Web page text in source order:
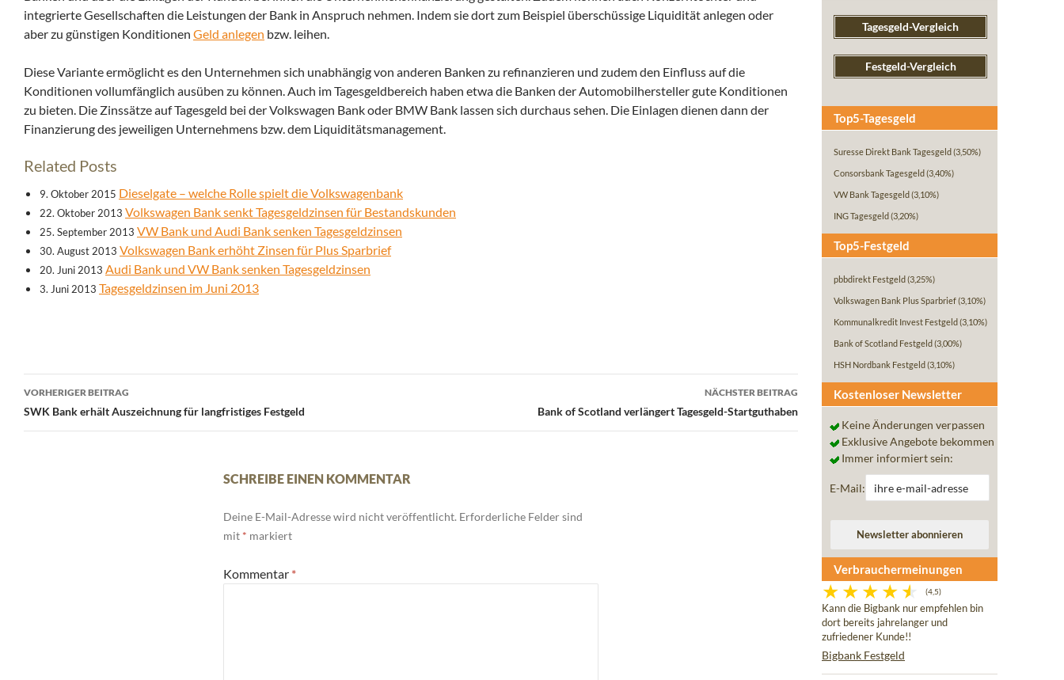
integrierte Gesellschaften die Leistungen der Bank in Anspruch nehmen. Indem sie dort zum Beispiel überschüssige Liquidität anlegen oder
aber zu günstigen Konditionen Geld anlegen bzw. leihen.
Diese Variante ermöglicht es den Unternehmen sich unabhängig von anderen Banken zu refinanzieren und zudem den Einfluss auf die
Konditionen vollumfänglich ausüben zu können. Auch im Tagesgeldbereich haben etwa die Banken der Automobilhersteller gute Konditionen
zu bieten. Die Zinssätze auf Tagesgeld bei der Volkswagen Bank oder BMW Bank lassen sich durchaus sehen. Die Einlagen dienen dann der
Finanzierung des jeweiligen Unternehmens bzw. dem Liquiditätsmanagement.
Related Posts
9. Oktober 2015 Dieselgate – welche Rolle spielt die Volkswagenbank
22. Oktober 2013 Volkswagen Bank senkt Tagesgeldzinsen für Bestandskunden
25. September 2013 VW Bank und Audi Bank senken Tagesgeldzinsen
30. August 2013 Volkswagen Bank erhöht Zinsen für Plus Sparbrief
20. Juni 2013 Audi Bank und VW Bank senken Tagesgeldzinsen
3. Juni 2013 Tagesgeldzinsen im Juni 2013
Beitrags-
Navigation
VORHERIGER BEITRAG
SWK Bank erhält Auszeichnung für langfristiges Festgeld
NÄCHSTER BEITRAG
Bank of Scotland verlängert Tagesgeld-Startguthaben
SCHREIBE EINEN KOMMENTAR
Deine E-Mail-Adresse wird nicht veröffentlicht. Erforderliche Felder sind
mit * markiert
Kommentar *
Tagesgeld-Vergleich
Festgeld-Vergleich
Top5-Tagesgeld
Suresse Direkt Bank Tagesgeld (3,50%)
Consorsbank Tagesgeld (3,40%)
VW Bank Tagesgeld (3,10%)
ING Tagesgeld (3,20%)
Top5-Festgeld
pbbdirekt Festgeld (3,25%)
Volkswagen Bank Plus Sparbrief(3,10%)
Kommunalkredit Invest Festgeld (3,10%)
Bank of Scotland Festgeld (3,00%)
HSH Nordbank Festgeld (3,10%)
Kostenloser Newsletter
Keine Änderungen verpassen
Exklusive Angebote bekommen
Immer informiert sein:
E-Mail:
Verbrauchermeinungen
(4,5)
Kann die Bigbank nur empfehlen bin
dort bereits jahrelanger und
zufriedener Kunde!!
Bigbank Festgeld